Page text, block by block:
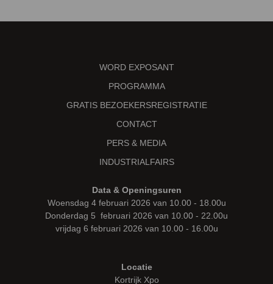
WORD EXPOSANT
PROGRAMMA
GRATIS BEZOEKERSREGISTRATIE
CONTACT
PERS & MEDIA
INDUSTRIALFAIRS
Data & Openingsuren
Woensdag 4 februari 2026 van 10.00 - 18.00u
Donderdag 5 februari 2026 van 10.00 - 22.00u
vrijdag 6 februari 2026 van 10.00 - 16.00u
Locatie
Kortrijk Xpo